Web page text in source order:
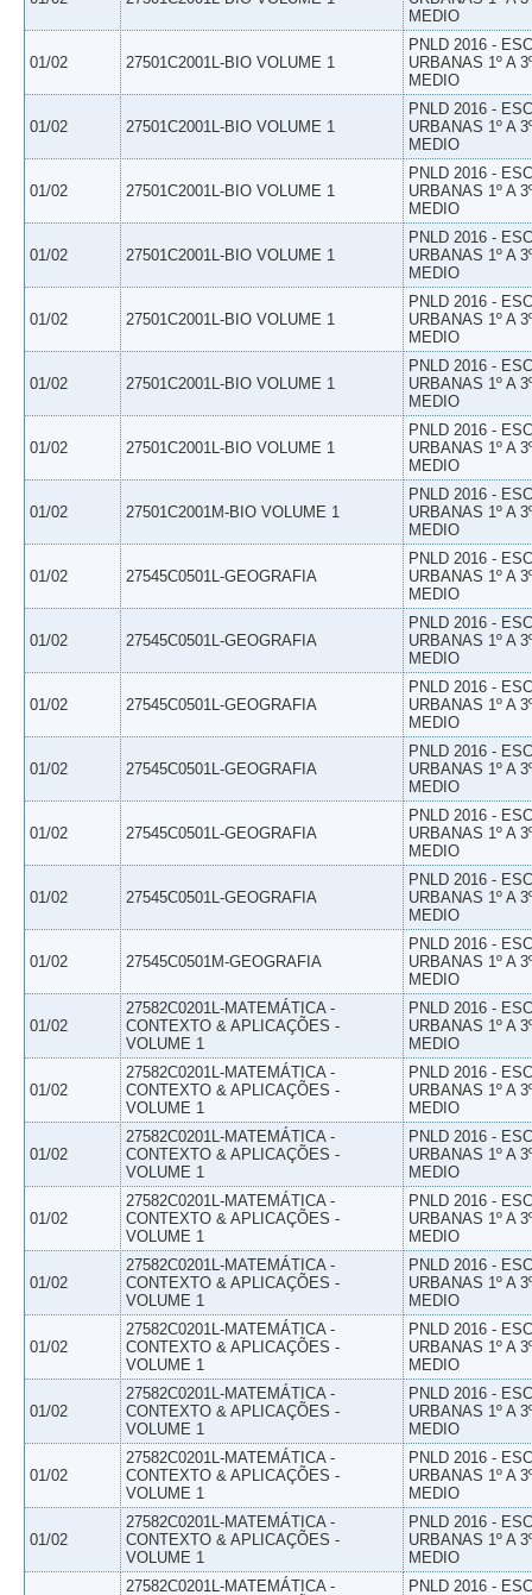
MEDIO
01/02 27501C2001L-BIO VOLUME 1
PNLD 2016 -
URBANAS 1º A
MEDIO
01/02 27501C2001L-BIO VOLUME 1
PNLD 2016 -
URBANAS 1º A
MEDIO
01/02 27501C2001L-BIO VOLUME 1
PNLD 2016 -
URBANAS 1º A
MEDIO
01/02 27501C2001L-BIO VOLUME 1
PNLD 2016 -
URBANAS 1º A
MEDIO
01/02 27501C2001L-BIO VOLUME 1
PNLD 2016 -
URBANAS 1º A
MEDIO
01/02 27501C2001L-BIO VOLUME 1
PNLD 2016 -
URBANAS 1º A
MEDIO
01/02 27501C2001L-BIO VOLUME 1
PNLD 2016 -
URBANAS 1º A
MEDIO
01/02 27501C2001M-BIO VOLUME 1
PNLD 2016 -
URBANAS 1º A
MEDIO
01/02 27545C0501L-GEOGRAFIA
PNLD 2016 -
URBANAS 1º A
MEDIO
01/02 27545C0501L-GEOGRAFIA
PNLD 2016 -
URBANAS 1º A
MEDIO
01/02 27545C0501L-GEOGRAFIA
PNLD 2016 -
URBANAS 1º A
MEDIO
01/02 27545C0501L-GEOGRAFIA
PNLD 2016 -
URBANAS 1º A
MEDIO
01/02 27545C0501L-GEOGRAFIA
PNLD 2016 -
URBANAS 1º A
MEDIO
01/02 27545C0501L-GEOGRAFIA
PNLD 2016 -
URBANAS 1º A
MEDIO
01/02 27545C0501M-GEOGRAFIA
PNLD 2016 -
URBANAS 1º A
MEDIO
01/02
27582C0201L-MATEMÁTICA -
CONTEXTO & APLICAÇÕES -
VOLUME 1
PNLD 2016 -
URBANAS 1º A
MEDIO
01/02
27582C0201L-MATEMÁTICA -
CONTEXTO & APLICAÇÕES -
VOLUME 1
PNLD 2016 -
URBANAS 1º A
MEDIO
01/02
27582C0201L-MATEMÁTICA -
CONTEXTO & APLICAÇÕES -
VOLUME 1
PNLD 2016 -
URBANAS 1º A
MEDIO
01/02
27582C0201L-MATEMÁTICA -
CONTEXTO & APLICAÇÕES -
VOLUME 1
PNLD 2016 -
URBANAS 1º A
MEDIO
01/02
27582C0201L-MATEMÁTICA -
CONTEXTO & APLICAÇÕES -
VOLUME 1
PNLD 2016 -
URBANAS 1º A
MEDIO
01/02
27582C0201L-MATEMÁTICA -
CONTEXTO & APLICAÇÕES -
VOLUME 1
PNLD 2016 -
URBANAS 1º A
MEDIO
01/02
27582C0201L-MATEMÁTICA -
CONTEXTO & APLICAÇÕES -
VOLUME 1
PNLD 2016 -
URBANAS 1º A
MEDIO
01/02
27582C0201L-MATEMÁTICA -
CONTEXTO & APLICAÇÕES -
VOLUME 1
PNLD 2016 -
URBANAS 1º A
MEDIO
01/02
27582C0201L-MATEMÁTICA -
CONTEXTO & APLICAÇÕES -
VOLUME 1
PNLD 2016 -
URBANAS 1º A
MEDIO
27582C0201L-MATEMÁTICA -
PNLD 2016 -